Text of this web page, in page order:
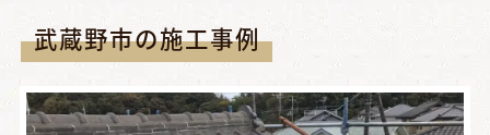
武蔵野市の施工事例